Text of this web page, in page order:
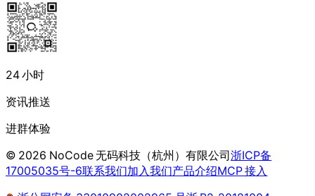
24 小时
资讯推送
进群体验
© 2026 NoCode 无码科技（杭州）有限公司浙ICP备
17005035号-6联系我们加入我们产品介绍MCP 接入